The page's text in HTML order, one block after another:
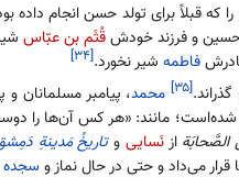
که قبلاً برای تولد حسن انجام داده
و فرزند خودشقُثَم بن عبّاس
فاطمه شیر نخورد.[۳۴]
[۳۵] محمد، پیامبر مسلمانان
مانند: «هر کس آن‌ها را
الصَّحابَة ازنَسایی وتاریخُ مَدینةِ
می‌داد و حتی در حال نماز و سجده